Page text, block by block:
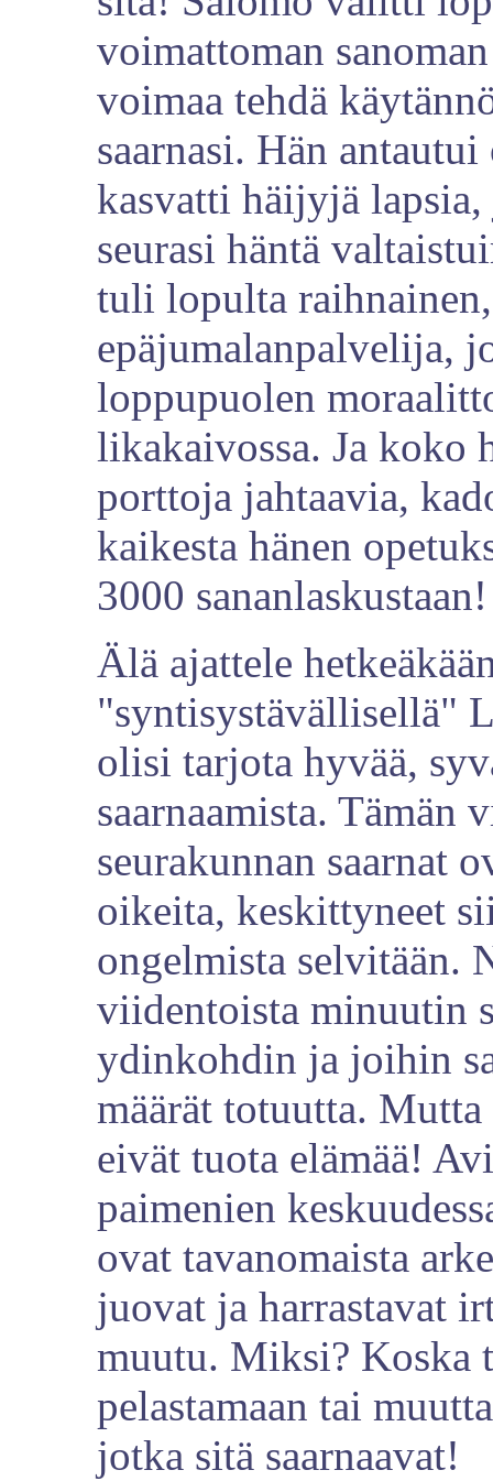
voimattoman
voimaa tehdä
saarnasi. Hän
kasvatti häijyjä
seurasi häntä
tuli lopulta
epäjumalanpalvelija,
loppupuolen
likakaivossa. Ja koko
porttoja jahtaavia,
kaikesta hänen
3000 sananlaskustaan!
Älä ajattele
"syntisystävällisellä"
olisi tarjota hyvää,
saarnaamista. Tämän
seurakunnan saarnat
oikeita, keskittyneet
ongelmista selvitään.
viidentoista minuutin
ydinkohdin ja joihin
määrät totuutta.
eivät tuota elämää!
paimenien
ovat tavanomaista
juovat ja harrastavat
muutu. Miksi? Koska
pelastamaan tai
jotka sitä saarnaavat!